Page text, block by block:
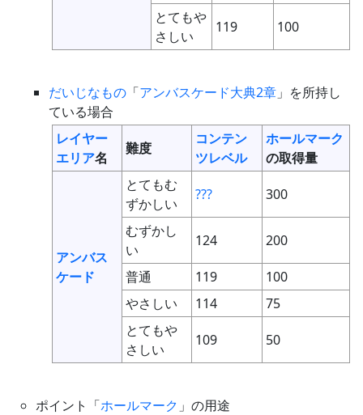
とてもや
さしい
119 100
だいじなもの 「アンバスケード大典2章 」を所持し
ている場合
レイヤー
エリア名
難度
コンテン
ツレベル
ホールマーク
の取得量
アンバス
ケード
とてもむ
ずかしい
??? 300
むずかし
い
124 200
普通 119
100
やさしい
114
75
とてもや
さしい
109 50
ポイント「ホールマーク 」の用途